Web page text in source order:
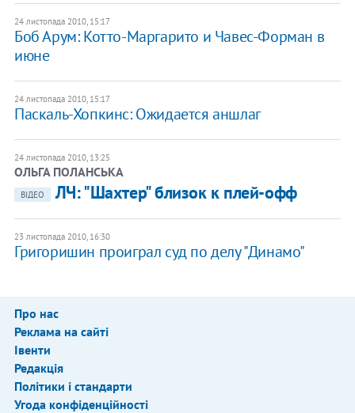
24 листопада 2010, 15:17
Боб Арум: Котто-Маргарито и Чавес-Форман в
июне
24 листопада 2010, 15:17
Паскаль-Хопкинс: Ожидается аншлаг
24 листопада 2010, 13:25
ОЛЬГА ПОЛАНСЬКА
ВІДЕО ​ЛЧ: "Шахтер" близок к плей-офф
23 листопада 2010, 16:30
Григоришин проиграл суд по делу "Динамо"
Про нас
Реклама на сайті
Івенти
Редакція
Політики і стандарти
Угода конфіденційності